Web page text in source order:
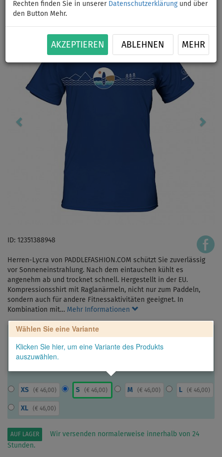
Rechten finden Sie in unserer Datenschutzerklärungund über
den Button Mehr.
AKZEPTIEREN ABLEHNEN MEHR
Previous
ID: 12351388948
Herren-Lycra von PADDLEFASHION.COM schützt Sie zuverlässig
vor Sonneneinstrahlung. Nach dem eintauchen kühlt es
angenehm ab und trocknet schnell. Hergestellt in der EU.
Kompressionsshirt mit Raglanärmeln, nicht nur zum Paddeln,
sondern auch für andere Fitnessaktivitäten geeignet. In
Kombination mit… Mehr Informationen
Wählen Sie eine Variante
Klicken Sie hier, um eine Variante des Produkts
auszuwählen.
XS ( € 46,00) S (€ 46,00) M ( € 46,00) L ( € 46,00)
XL ( € 46,00)
AUF LAGER
Wir versenden normalerweise innerhalb von 24
Stunden.